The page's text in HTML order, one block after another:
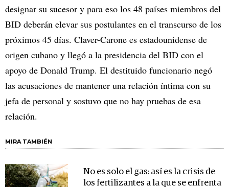
designar su sucesor y para eso los 48 países miembros del
BID deberán elevar sus postulantes en el transcurso de los
próximos 45 días. Claver-Carone es estadounidense de
origen cubano y llegó a la presidencia del BID con el
apoyo de Donald Trump. El destituido funcionario negó
las acusaciones de mantener una relación íntima con su
jefa de personal y sostuvo que no hay pruebas de esa
relación.
MIRA TAMBIÉN
No es solo el gas: así es la crisis de
los fertilizantes a la que se enfrenta